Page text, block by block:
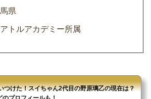
県
トルアカデミー所属
つけた！スイちゃん2代目の野原璃乙の現在は？